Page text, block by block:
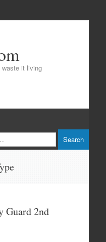
it living
Guard 2nd